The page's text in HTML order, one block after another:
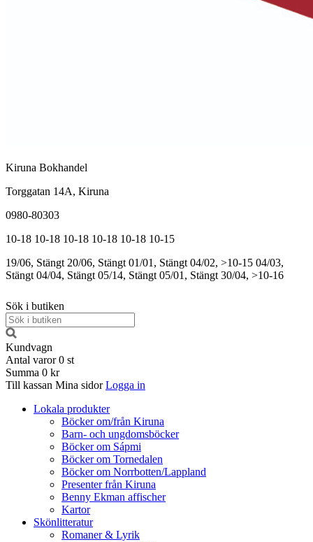
Kiruna Bokhandel
Torggatan 14A, Kiruna
0980-80303
10-18 10-18 10-18 10-18 10-18 10-15
19/06, Stängt 20/06, Stängt 01/01, Stängt 04/02, >10-15 04/03,
Stängt 04/04, Stängt 05/14, Stängt 05/01, Stängt 30/04, >10-16
Sök i butiken
Kundvagn
Antal varor 0 st
Summa 0 kr
Till kassan Mina sidor Logga in
Lokala produkter
Böcker om/från Kiruna
Barn- och ungdomsböcker
Böcker om Sápmi
Böcker om Tornedalen
Böcker om Norrbotten/Lappland
Presenter från Kiruna
Benny Ekman affischer
Kartor
Skönlitteratur
Romaner & Lyrik